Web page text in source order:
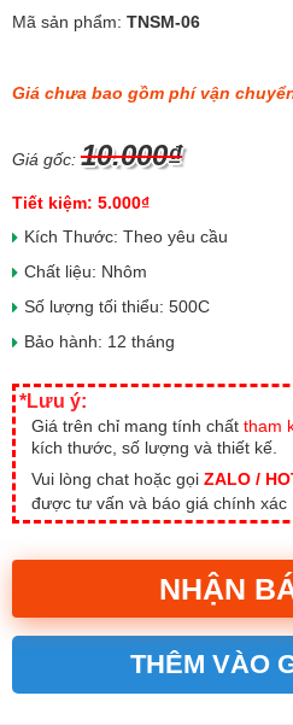
Mã sản phẩm: TNSM-06
Giá chưa bao gồm phí vận
Giá gốc: 10.000₫
Tiết kiệm: 5.000₫
Kích Thước: Theo yêu cầu
Chất liệu: Nhôm
Số lượng tối thiểu: 500C
Bảo hành: 12 tháng
*Lưu ý:
Giá trên chỉ mang tính chất tham
kích thước, số lượng và thiết kế.
Vui lòng chat hoặc gọi ZALO /
được tư vấn và báo giá chính xác
NHẬN
THÊM VÀO